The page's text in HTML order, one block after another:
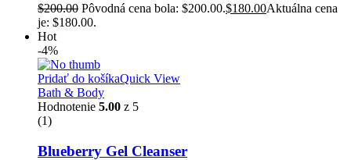
$200.00 Pôvodná cena bola: $200.00.$180.00Aktuálna cena
je: $180.00.
Hot
-4%
Pridať do košíkaQuick View
Bath & Body
Hodnotenie 5.00 z 5
(1)
Blueberry Gel Cleanser